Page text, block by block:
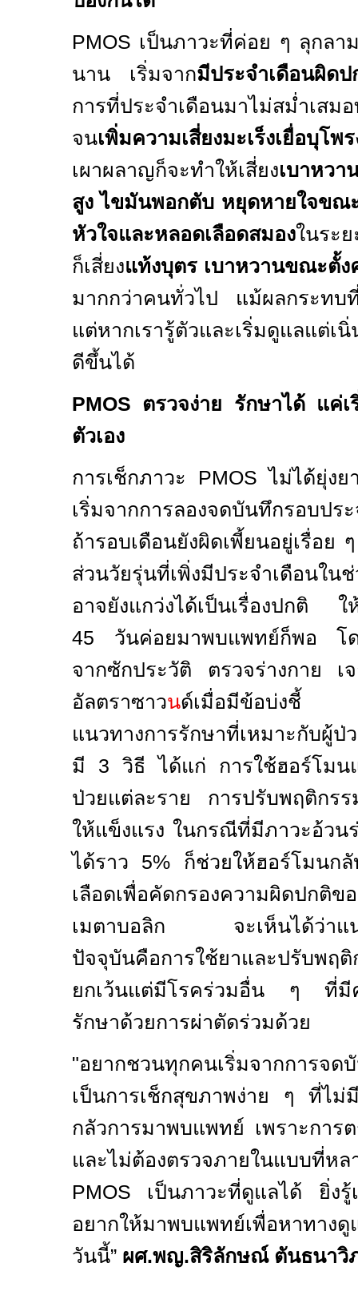
PMOS เป็นภาวะที่ค่อย ๆ ลุกลา
นาน เริ่มจากมีประจำเดือนผิด
การที่ประจำเดือนมาไม่สม่ำเสม
จนเพิ่มความเสี่ยงมะเร็งเยื่อบุโพ
เผาผลาญก็จะทำให้เสี่ยงเบาหว
สูง ไขมันพอกตับ หยุดหายใจขณ
หัวใจและหลอดเลือดสมองในระ
ก็เสี่ยงแท้งบุตร เบาหวานขณะตั้
มากกว่าคนทั่วไป แม้ผลกระทบ
แต่หากเรารู้ตัวและเริ่มดูแลแต่เ
ดีขึ้นได้
PMOS ตรวจง่าย รักษาได้ แค่เ
ตัวเอง
การเช็กภาวะ PMOSไม่ได้ยุ่งย
เริ่มจากการลองจดบันทึกรอบป
ถ้ารอบเดือนยังผิดเพี้ยนอยู่เรื่อย
ส่วนวัยรุ่นที่เพิ่งมีประจำเดือนใน
อาจยังแกว่งได้เป็นเรื่องปกติ ใ
45 วันค่อยมาพบแพทย์ก็พอ โด
จากซักประวัติ ตรวจร่างกาย เ
อัลตราซาวนด์เมื่อมีข้อบ่งชี้ จ
แนวทางการรักษาที่เหมาะกับผู้
มี 3 วิธี ได้แก่ การใช้ฮอร์โมน
ป่วยแต่ละราย การปรับพฤติกรร
ให้แข็งแรง ในกรณีที่มีภาวะอ้วน
ได้ราว 5% ก็ช่วยให้ฮอร์โมนก
เลือดเพื่อคัดกรองความผิดปกติข
เมตาบอลิก จะเห็นได้ว่าแน
ปัจจุบันคือการใช้ยาและปรับพฤ
ยกเว้นแต่มีโรคร่วมอื่น ๆ ที่มีค
รักษาด้วยการผ่าตัดร่วมด้วย
"อยากชวนทุกคนเริ่มจากการจ
เป็นการเช็กสุขภาพง่าย ๆ ที่ไม่
กลัวการมาพบแพทย์ เพราะการ
และไม่ต้องตรวจภายในแบบที่
PMOS เป็นภาวะที่ดูแลได้ ยิ่ง
อยากให้มาพบแพทย์เพื่อหาทางดู
วันนี้” ผศ.พญ.สิริลักษณ์ ตันธนาวิ